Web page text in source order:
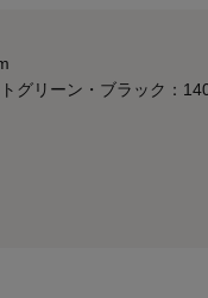
グリーン・ブラック：